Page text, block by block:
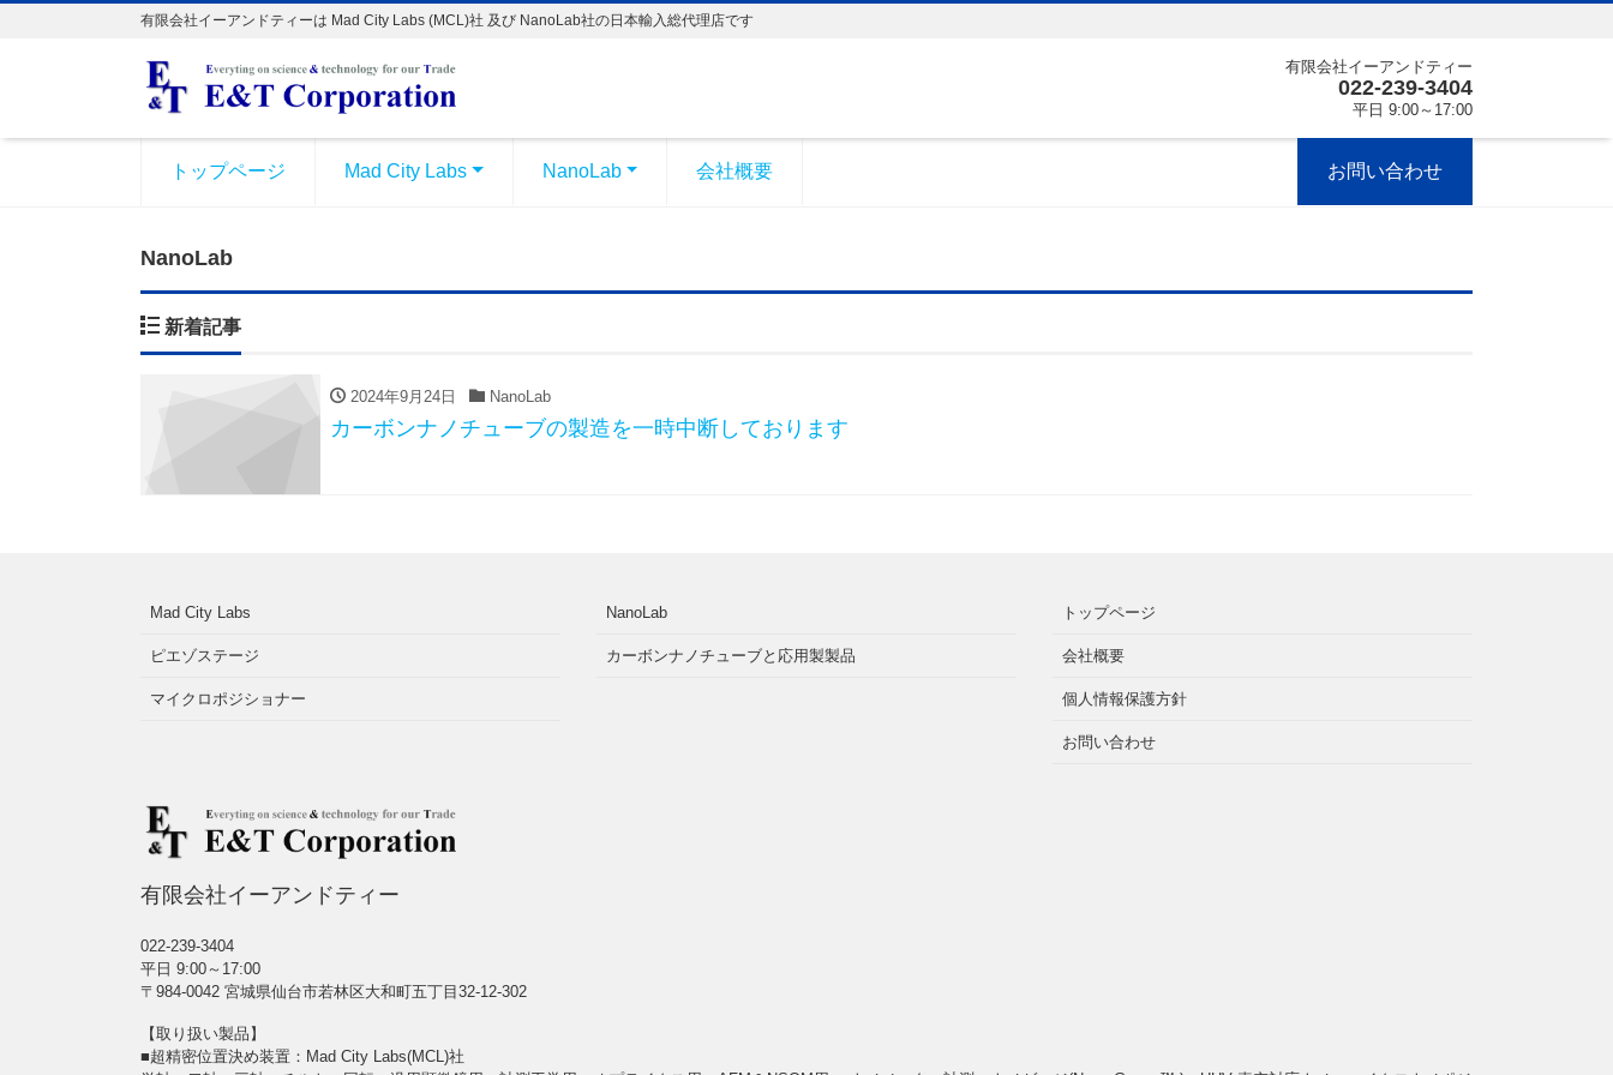
有限会社イーアンドティーは Mad City Labs (MCL)社 及び NanoLab社の日本輸入総代理店です
有限会社イーアンドティー
022-239-3404
平日 9:00～17:00
トップページ Mad City Labs NanoLab 会社概要 お問い合わせ
NanoLab
新着記事
2024年9月24日 NanoLab
カーボンナノチューブの製造を一時中断しております
Mad City Labs
ピエゾステージ
マイクロポジショナー
NanoLab
カーボンナノチューブと応用製製品
トップページ
会社概要
個人情報保護方針
お問い合わせ
有限会社イーアンドティー
022-239-3404
平日 9:00～17:00
〒984-0042 宮城県仙台市若林区大和町五丁目32-12-302
【取り扱い製品】
■超精密位置決め装置：Mad City Labs(MCL)社